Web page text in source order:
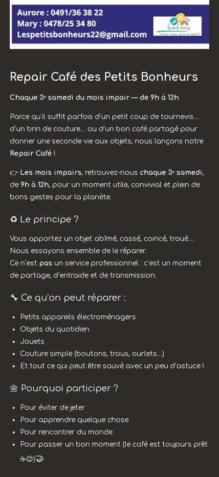
Repair Café des Petits Bonheurs
Chaque 3ᵉ samedi du mois impair — de 9h à 12h
Parce qu’il suffit parfois d’un petit coup de tournevis…
d’un brin de couture… ou d’un bon café partagé pour
donner une seconde vie aux objets, nous lançons notre
Repair Café !
👉 Les mois impairs, retrouvez-nous chaque 3ᵉ samedi,
de 9h à 12h, pour un moment utile, convivial et plein de
bons gestes pour la planète.
♻️ Le principe ?
Vous apportez un objet abîmé, cassé, coincé, troué…
Nous essayons ensemble de le réparer.
Ce n’est pas un service professionnel : c’est un moment
de partage, d’entraide et de transmission.
🔧 Ce qu’on peut réparer :
Petits appareils électroménagers
Objets du quotidien
Jouets
Couture simple (boutons, trous, ourlets…)
Et tout ce qui peut être sauvé avec un peu d’astuce !
🌼 Pourquoi participer ?
Pour éviter de jeter
Pour apprendre quelque chose
Pour rencontrer du monde
Pour passer un bon moment (le café est toujours prêt
☕😉)🤝